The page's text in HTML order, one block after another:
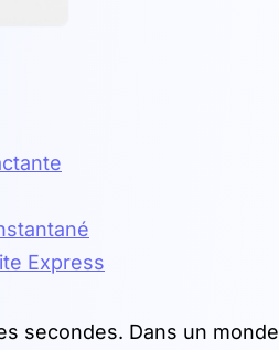
Express
secondes. Dans un monde